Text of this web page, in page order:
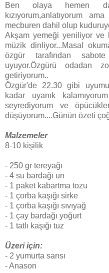
Ben olaya hemen
kızıyorum,anlatıyorum
mecburen dahil olup
Akşam yemeği yeniliyor ve
müzik dinliyor...Masal
özgür tarafından
uyuyor.Özgürü odadan
getiriyorum..
Özgür'de 22.30 gibi
kadar uyanık
seyrediyorum ve
düşüyorum....Günün özeti
Malzemeler
8-10 kişilik
- 250 gr tereyağı
- 4 su bardağı un
- 1 paket kabartma tozu
- 1 çorba kaşığı sirke
- 1 çorba kaşığı sıvıyağ
- 1 çay bardağı yoğurt
- 1 tatlı kaşığı tuz
Üzeri için:
- 2 yumurta sarısı
- Anason